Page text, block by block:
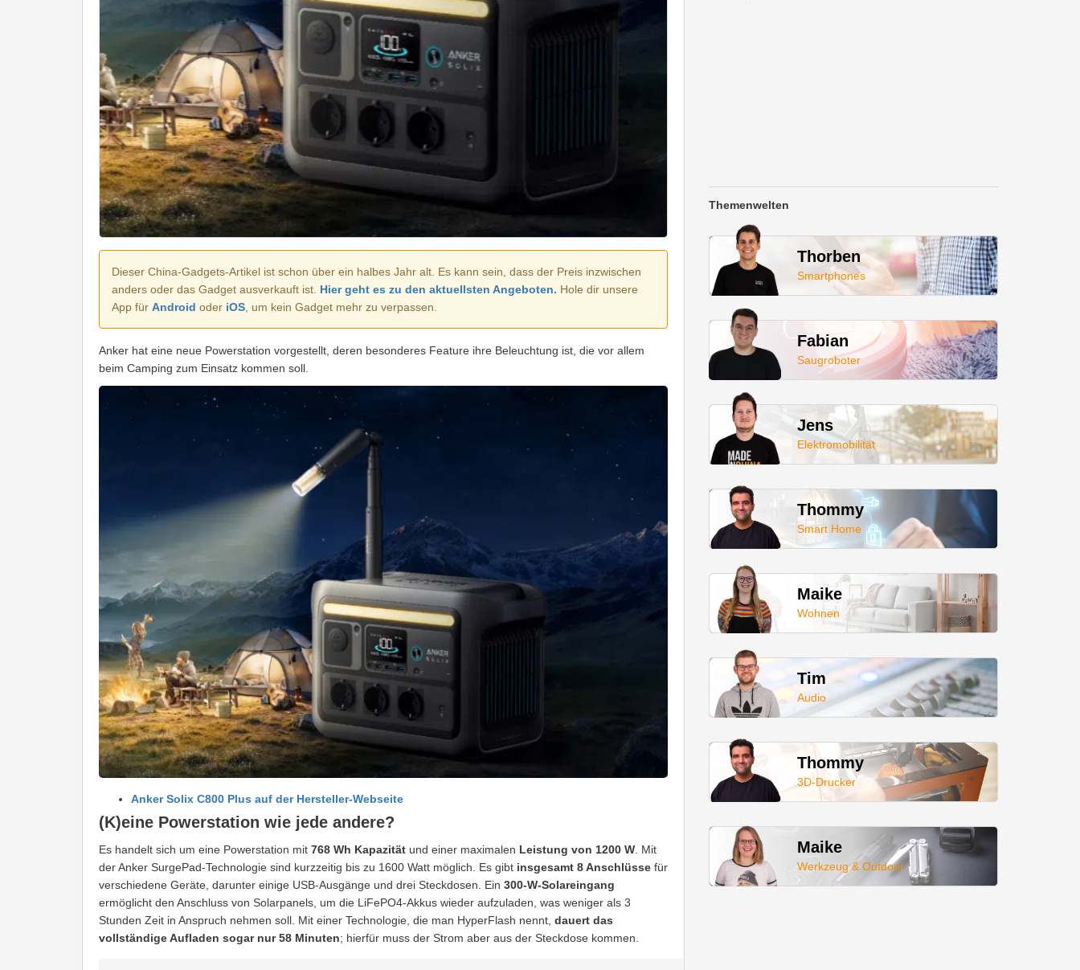
Dieser China-Gadgets-Artikel ist schon über ein halbes Jahr alt. Es kann sein, dass der Preis inzwischen
anders oder das Gadget ausverkauft ist. Hier geht es zu den aktuellsten Angeboten. Hole dir unsere
App für Android oder iOS , um kein Gadget mehr zu verpassen.
Anker hat eine neue Powerstation vorgestellt, deren besonderes Feature ihre Beleuchtung ist, die vor allem
beim Camping zum Einsatz kommen soll.
Anker Solix C800 Plus auf der Hersteller-Webseite
(K)eine Powerstation wie jede andere?
Es handelt sich um eine Powerstation mit 768 Wh Kapazität und einer maximalen Leistung von 1200 W . Mit
der Anker SurgePad-Technologie sind kurzzeitig bis zu 1600 Watt möglich. Es gibt insgesamt 8 Anschlüsse für
verschiedene Geräte, darunter einige USB-Ausgänge und drei Steckdosen. Ein 300-W-Solareingang
ermöglicht den Anschluss von Solarpanels, um die LiFePO4-Akkus wieder aufzuladen, was weniger als 3
Stunden Zeit in Anspruch nehmen soll. Mit einer Technologie, die man HyperFlash nennt, dauert das
vollständige Aufladen sogar nur 58 Minuten; hierfür muss der Strom aber aus der Steckdose kommen.
Themenwelten
Thorben
Smartphones
Fabian
Saugroboter
Jens
Elektromobilität
Thommy
Smart Home
Maike
Wohnen
Tim
Audio
Thommy
3D-Drucker
Maike
Werkzeug & Outdoor